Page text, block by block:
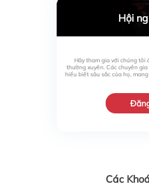
Hội
Hãy tham gia với chúng tôi
thường xuyên. Các chuyên
hiểu biết sâu sắc của họ,
Các